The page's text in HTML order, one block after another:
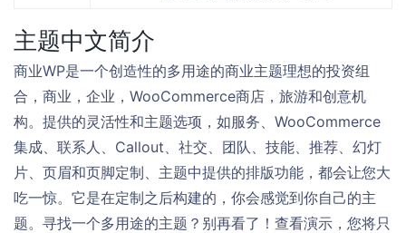
主题中文简介
商业WP是一个创造性的多用途的商业主题理想的投资组
合，商业，企业，WooCommerce商店，旅游和创意机
构。提供的灵活性和主题选项，如服务、WooCommerce
集成、联系人、Callout、社交、团队、技能、推荐、幻灯
片、页眉和页脚定制、主题中提供的排版功能，都会让您大
吃一惊。它是在定制之后构建的，你会感觉到你自己的主
题。寻找一个多用途的主题？别再看了！查看演示，您将只